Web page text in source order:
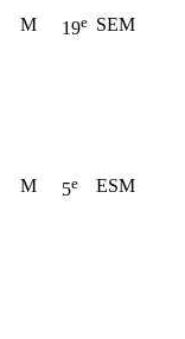
M 19e SEM
M 5e
ESM